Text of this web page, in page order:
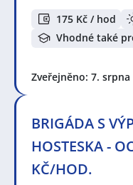
175 Kč / hod
Vhodné také
Zveřejněno: 7. srpna
BRIGÁDA S
HOSTESKA -
KČ/HOD.